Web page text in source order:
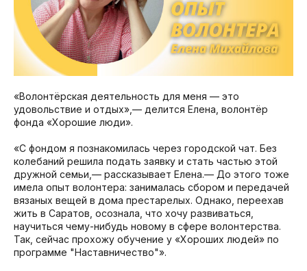
«Волонтёрская деятельность для меня — это
удовольствие и отдых»,— делится Елена, волонтёр
фонда «Хорошие люди».
«С фондом я познакомилась через городской чат. Без
колебаний решила подать заявку и стать частью этой
дружной семьи,— рассказывает Елена.— До этого тоже
имела опыт волонтера: занималась сбором и передачей
вязаных вещей в дома престарелых. Однако, переехав
жить в Саратов, осознала, что хочу развиваться,
научиться чему-нибудь новому в сфере волонтерства.
Так, сейчас прохожу обучение у «Хороших людей» по
программе "Наставничество"».